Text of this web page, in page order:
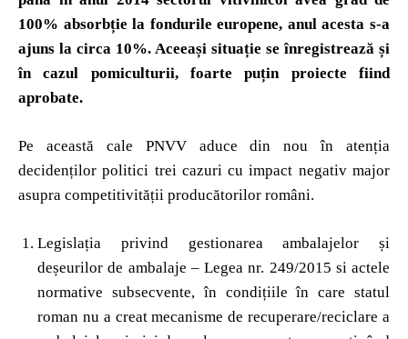
100% absorbție la fondurile europene, anul acesta s-a
ajuns la circa 10%. Aceeași situație se înregistrează și
în cazul pomiculturii, foarte puțin proiecte fiind
aprobate.
Pe această cale PNVV aduce din nou în atenția
decidenților politici trei cazuri cu impact negativ major
asupra competitivității producătorilor români.
Legislația privind gestionarea ambalajelor și
deșeurilor de ambalaje – Legea nr. 249/2015 si actele
normative subsecvente, în condițiile în care statul
roman nu a creat mecanisme de recuperare/reciclare a